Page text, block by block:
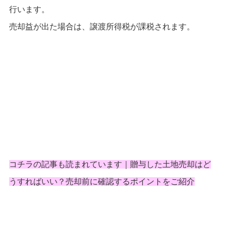
行います。
売却益が出た場合は、譲渡所得税が課税されます。
コチラの記事も読まれています｜ 贈与した土地売却はど
うすればいい？売却前に確認するポイントをご紹介